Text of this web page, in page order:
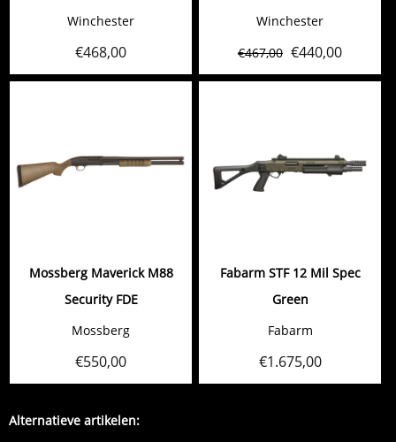
Winchester
€468,00
Winchester
€467,00 €440,00
Mossberg Maverick M88
Security FDE
Mossberg
€550,00
Fabarm STF 12 Mil Spec
Green
Fabarm
€1.675,00
Alternatieve artikelen: